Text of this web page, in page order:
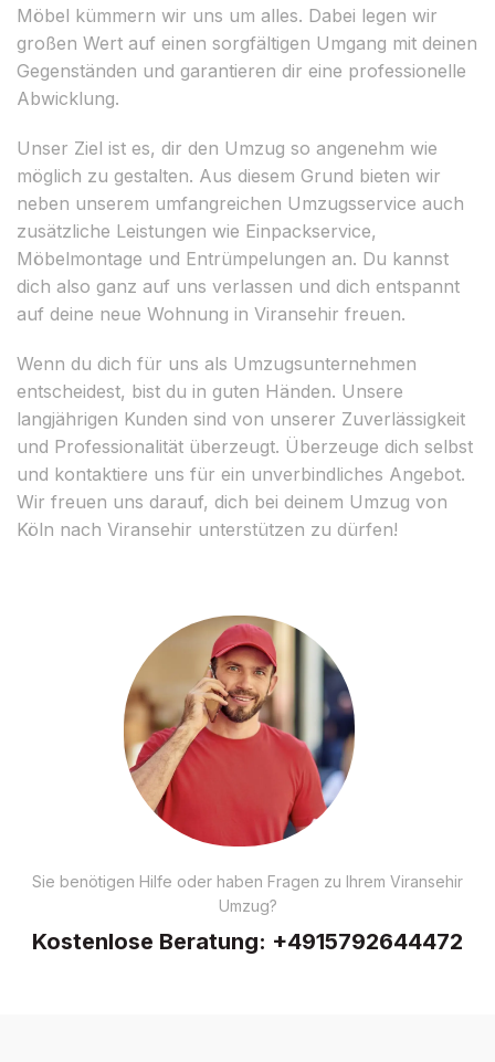
Möbel kümmern wir uns um alles. Dabei legen wir
großen Wert auf einen sorgfältigen Umgang mit deinen
Gegenständen und garantieren dir eine professionelle
Abwicklung.
Unser Ziel ist es, dir den Umzug so angenehm wie
möglich zu gestalten. Aus diesem Grund bieten wir
neben unserem umfangreichen Umzugsservice auch
zusätzliche Leistungen wie Einpackservice,
Möbelmontage und Entrümpelungen an. Du kannst
dich also ganz auf uns verlassen und dich entspannt
auf deine neue Wohnung in Viransehir freuen.
Wenn du dich für uns als Umzugsunternehmen
entscheidest, bist du in guten Händen. Unsere
langjährigen Kunden sind von unserer Zuverlässigkeit
und Professionalität überzeugt. Überzeuge dich selbst
und kontaktiere uns für ein unverbindliches Angebot.
Wir freuen uns darauf, dich bei deinem Umzug von
Köln nach Viransehir unterstützen zu dürfen!
Sie benötigen Hilfe oder haben Fragen zu Ihrem Viransehir
Umzug?
Kostenlose Beratung: +4915792644472